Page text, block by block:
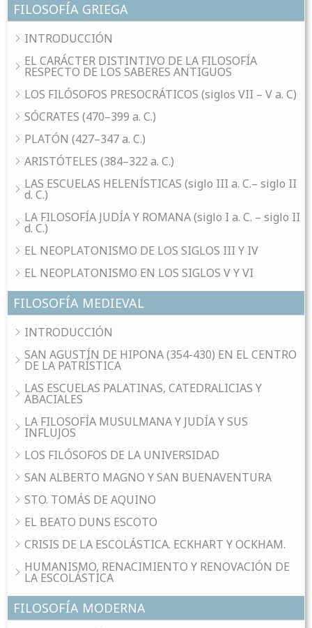
FILOSOFÍA GRIEGA
INTRODUCCIÓN
EL CARÁCTER DISTINTIVO DE LA FILOSOFÍA
RESPECTO DE LOS SABERES ANTIGUOS
LOS FILÓSOFOS PRESOCRÁTICOS (siglos VII – V a. C)
SÓCRATES (470–399 a. C.)
PLATÓN (427–347 a. C.)
ARISTÓTELES (384–322 a. C.)
LAS ESCUELAS HELENÍSTICAS (siglo III a. C.– siglo II
d. C.)
LA FILOSOFÍA JUDÍA Y ROMANA (siglo I a. C. – siglo II
d. C.)
EL NEOPLATONISMO DE LOS SIGLOS III Y IV
EL NEOPLATONISMO EN LOS SIGLOS V Y VI
FILOSOFÍA MEDIEVAL
INTRODUCCIÓN
SAN AGUSTÍN DE HIPONA (354-430) EN EL CENTRO
DE LA PATRÍSTICA
LAS ESCUELAS PALATINAS, CATEDRALICIAS Y
ABACIALES
LA FILOSOFÍA MUSULMANA Y JUDÍA Y SUS
INFLUJOS
LOS FILÓSOFOS DE LA UNIVERSIDAD
SAN ALBERTO MAGNO Y SAN BUENAVENTURA
STO. TOMÁS DE AQUINO
EL BEATO DUNS ESCOTO
CRISIS DE LA ESCOLÁSTICA. ECKHART Y OCKHAM.
HUMANISMO, RENACIMIENTO Y RENOVACIÓN DE
LA ESCOLÁSTICA
FILOSOFÍA MODERNA